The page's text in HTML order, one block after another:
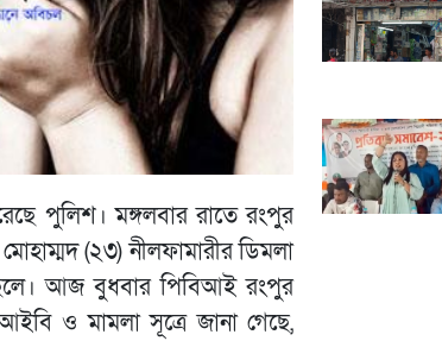
পুলিশ। মঙ্গলবার রাতে রংপুর
(২৩) নীলফামারীর ডিমলা
আজ বুধবার পিবিআই রংপুর
ও মামলা সূত্রে জানা গেছে,